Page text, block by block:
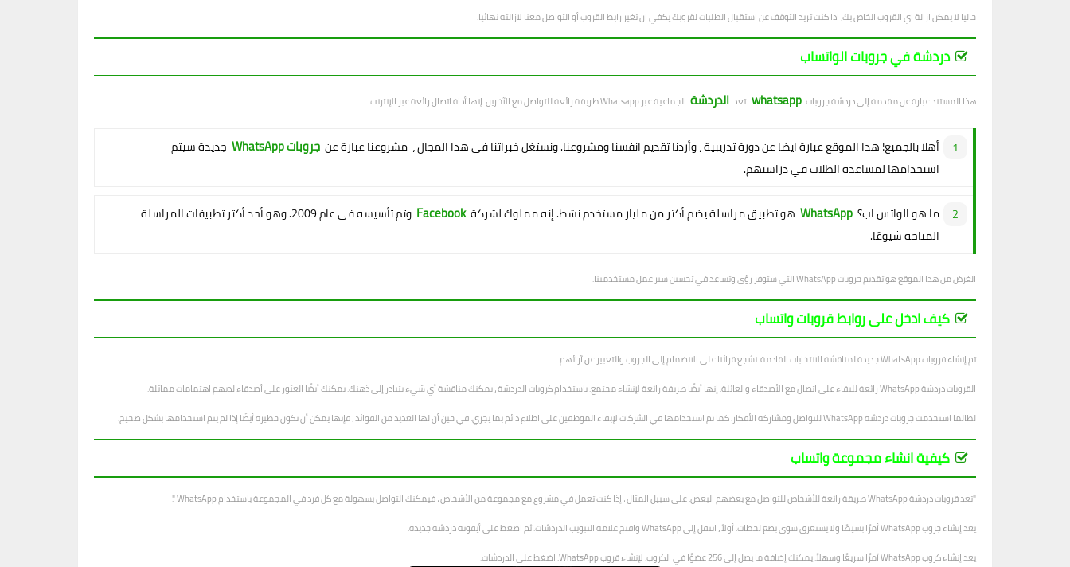
حاليا لا يمكن ازالة اي القروب الخاص بك، اذا كنت تريد التوقف عن استقبال الطلبات لقروبك يكفي ان تغير رابط القروب أو التواصل معنا لازالته نهائيا.
دردشة في جروبات الواتساب
هذا المستند عبارة عن مقدمة إلى دردشة جروبات whatsapp. تعد الدردشة الجماعية عبر Whatsapp طريقة رائعة للتواصل مع الآخرين. إنها أداة اتصال رائعة عبر الإنترنت.
أهلا بالجميع! هذا الموقع عبارة ايضا عن دورة تدريبية ، وأردنا تقديم انفسنا ومشروعنا. ونستغل خبراتنا في هذا المجال ، مشروعنا عبارة عن جروبات WhatsApp
جديدة سيتم
استخدامها لمساعدة الطلاب في دراستهم.
ما هو الواتس اب؟ WhatsApp هو تطبيق مراسلة يضم أكثر من مليار مستخدم نشط. إنه مملوك لشركة Facebook
وتم تأسيسه في عام 2009. وهو أحد أكثر تطبيقات المراسلة
المتاحة شيوعًا.
الغرض من هذا الموقع هو تقديم جروبات WhatsApp التي ستوفر رؤى وتساعد في تحسين سير عمل مستخدمينا.
كيف ادخل على روابط قروبات واتساب
تم إنشاء قروبات WhatsApp جديدة لمناقشة الانتخابات القادمة. نشجع قرائنا على الانضمام إلى الجروب والتعبير عن آرائهم.
القروبات دردشة WhatsApp رائعة للبقاء على اتصال مع الأصدقاء والعائلة. إنها أيضًا طريقة رائعة لإنشاء مجتمع. باستخدام كروبات الدردشة ، يمكنك مناقشة أي شيء يتبادر إلى ذهنك. يمكنك أيضًا العثور على أصدقاء لديهم اهتمامات مماثلة.
لطالما استخدمت جروبات دردشة WhatsApp للتواصل ومشاركة الأفكار. كما تم استخدامها في الشركات لإبقاء الموظفين على اطلاع دائم بما يجري. في حين أن لها العديد من الفوائد ، فإنها يمكن أن تكون خطيرة أيضًا إذا لم يتم استخدامها بشكل صحيح.
كيفية انشاء مجموعة واتساب
"تعد قروبات دردشة WhatsApp طريقة رائعة للأشخاص للتواصل مع بعضهم البعض. على سبيل المثال ، إذا كنت تعمل في مشروع مع مجموعة من الأشخاص ، فيمكنك التواصل بسهولة مع كل فرد في المجموعة باستخدام WhatsApp ".
يعد إنشاء جروب WhatsApp أمرًا بسيطًا ولا يستغرق سوى بضع لحظات. أولاً ، انتقل إلى WhatsApp وافتح علامة التبويب الدردشات. ثم اضغط على أيقونة دردشة جديدة.
يعد إنشاء كروب WhatsApp أمرًا سريعًا وسهلاً. يمكنك إضافة ما يصل إلى 256 عضوًا في الكروب. لإنشاء قروب WhatsApp: اضغط على الدردشات.